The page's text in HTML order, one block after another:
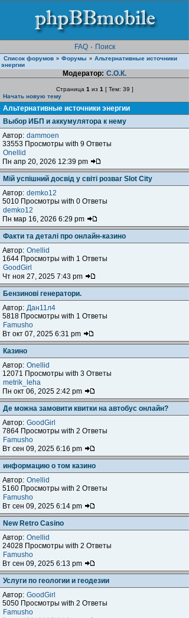
FAQ · Поиск
Список форумов » Форумы » Альтернативные источники
энергии
Модератор: С.О.К.
Страница 1 из 1 [ Тем: 39 ]
Начать новую тему
Альтернативные источники энергии
Выбор ИБП и аккумулятора к нему
Автор: dammoen
33553 Просмотры with 9 Ответы
Onellid
Пн апр 20, 2026 12:39 pm
Мій успішний досвід у світі розваг Slot City
Автор: demko12
5010 Просмотры with 0 Ответы
demko12
Пн мар 16, 2026 6:29 pm
Факти та деталі про онлайн-казино
Автор: Onellid
1644 Просмотры with 1 Ответы
GoodGirl
Чт ноя 27, 2025 7:43 pm
Бензинові генератори.
Автор: Дан11л4
5818 Просмотры with 1 Ответы
Famusho
Вт окт 07, 2025 6:31 pm
Казино
Автор: Onellid
12071 Просмотры with 3 Ответы
metrik_leha
Пн окт 06, 2025 2:42 pm
Де можна замовити квитки на автобус онлайн?
Автор: GoodGirl
7864 Просмотры with 2 Ответы
Famusho
Вт сен 09, 2025 6:16 pm
информацию о том казино
Автор: Onellid
5160 Просмотры with 2 Ответы
Famusho
Вт сен 09, 2025 6:14 pm
New Retro Casino
Автор: Onellid
24028 Просмотры with 2 Ответы
Famusho
Вт сен 09, 2025 6:13 pm
Услуги по геологии и геодезии
Автор: GoodGirl
5050 Просмотры with 2 Ответы
Famusho